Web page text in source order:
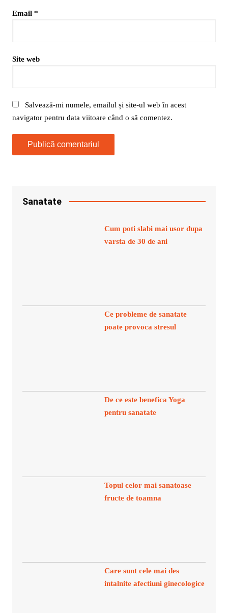
Email *
Site web
Salvează-mi numele, emailul și site-ul web în acest
navigator pentru data viitoare când o să comentez.
Sanatate
Cum poti slabi mai usor dupa
varsta de 30 de ani
Ce probleme de sanatate
poate provoca stresul
De ce este benefica Yoga
pentru sanatate
Topul celor mai sanatoase
fructe de toamna
Care sunt cele mai des
intalnite afectiuni ginecologice